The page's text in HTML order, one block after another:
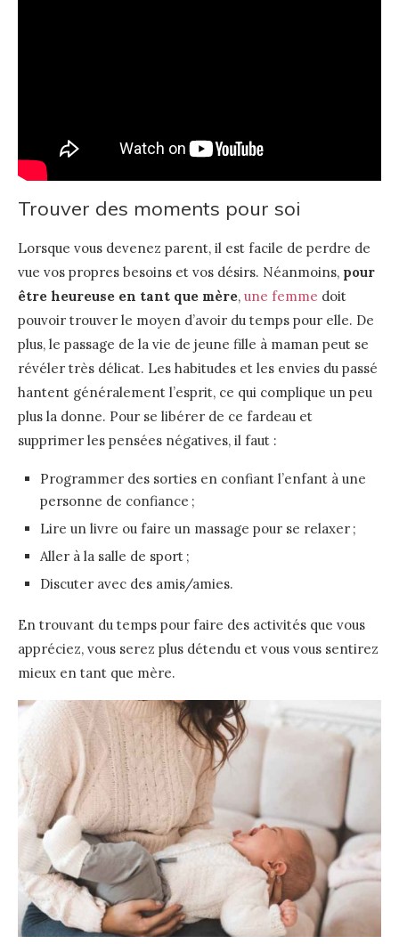
Trouver des moments pour soi
Lorsque vous devenez parent, il est facile de perdre de
vue vos propres besoins et vos désirs. Néanmoins, pour
être heureuse en tant que mère, une femme doit
pouvoir trouver le moyen d’avoir du temps pour elle. De
plus, le passage de la vie de jeune fille à maman peut se
révéler très délicat. Les habitudes et les envies du passé
hantent généralement l’esprit, ce qui complique un peu
plus la donne. Pour se libérer de ce fardeau et
supprimer les pensées négatives, il faut :
Programmer des sorties en confiant l’enfant à une
personne de confiance ;
Lire un livre ou faire un massage pour se relaxer ;
Aller à la salle de sport ;
Discuter avec des amis/amies.
En trouvant du temps pour faire des activités que vous
appréciez, vous serez plus détendu et vous vous sentirez
mieux en tant que mère.